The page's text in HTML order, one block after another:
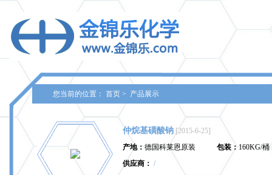
您当前的位置： 首页 > 产品展示
仲烷基磺酸钠 [2015-6-25]
产地：德国科莱恩原装 包装：160KG/桶
供应商： /